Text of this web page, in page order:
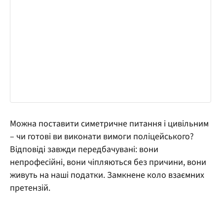
Можна поставити симетричне питання і цивільним
– чи готові ви виконати вимоги поліцейського?
Відповіді завжди передбачувані: вони
непрофесійні, вони чіпляються без причини, вони
живуть на наші податки. Замкнене коло взаємних
претензій.